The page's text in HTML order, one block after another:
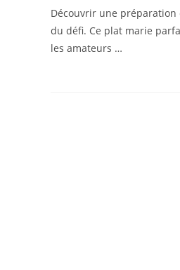
Découvrir une
du défi. Ce plat marie
les amateurs …